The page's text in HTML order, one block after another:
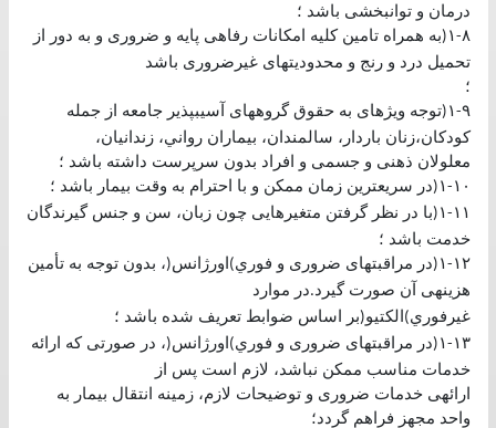
درمان و توانبخشی باشد ؛
٨-١ (به همراه تامين كليه امكانات رفاهی پايه و ضروری و به دور از
تحميل درد و رنج و محدوديتهای غيرضروری باشد
؛
٩-١ (توجه ويژهای به حقوق گروههای آسيبپذير جامعه از جمله
كودكان،زنان باردار، سالمندان، بيماران رواني، زندانيان،
معلولان ذهنی و جسمی و افراد بدون سرپرست داشته باشد ؛
١٠ -١ (در سريعترين زمان ممكن و با احترام به وقت بيمار باشد ؛
١١ -١ (با در نظر گرفتن متغيرهايی چون زبان، سن و جنس گيرندگان
خدمت باشد ؛
١٢ -١ (در مراقبتهای ضروری و فوري)اورژانس(، بدون توجه به تأمين
هزينهی آن صورت گيرد.در موارد
غيرفوري)الكتيو(بر اساس ضوابط تعريف شده باشد ؛
١٣ -١ (در مراقبتهای ضروری و فوري)اورژانس(، در صورتی كه ارائه
خدمات مناسب ممكن نباشد، لازم است پس از
ارائهی خدمات ضروری و توضيحات لازم، زمينه انتقال بيمار به
واحد مجهز فراهم گردد؛